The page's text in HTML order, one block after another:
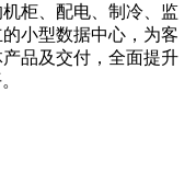
柜、配电、制冷、监
小型数据中心，为客
品及交付，全面提升